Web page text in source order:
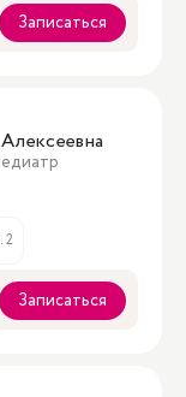
Записаться
2
Записаться